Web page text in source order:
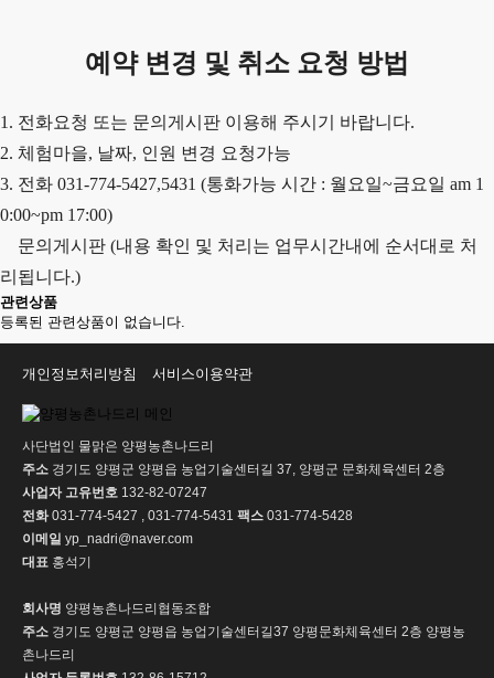
예약 변경 및 취소 요청 방법
1. 전화요청 또는 문의게시판 이용해 주시기 바랍니다.
2. 체험마을, 날짜, 인원 변경 요청가능
3. 전화 031-774-5427,5431 (통화가능 시간 : 월요일~금요일 am 1
0:00~pm 17:00)
문의게시판 (내용 확인 및 처리는 업무시간내에 순서대로 처
리됩니다.)
관련상품
등록된 관련상품이 없습니다.
개인정보처리방침 서비스이용약관
사단법인 물맑은 양평농촌나드리
주소 경기도 양평군 양평읍 농업기술센터길 37, 양평군 문화체육센터 2층
사업자 고유번호 132-82-07247
전화031-774-5427 , 031-774-5431 팩스 031-774-5428
이메일 yp_nadri@naver.com
대표 홍석기
회사명 양평농촌나드리협동조합
주소 경기도 양평군 양평읍 농업기술센터길37 양평문화체육센터 2층 양평농
촌나드리